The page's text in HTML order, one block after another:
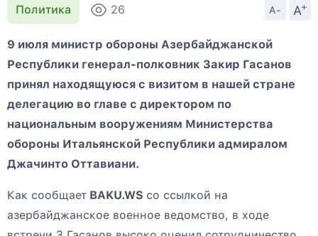
Политика 26 A- A
+
9 июля министр обороны Азербайджанской
Республики генерал-полковник Закир Гасанов
принял находящуюся с визитом в нашей стране
делегацию во главе с директором по
национальным вооружениям Министерства
обороны Итальянской Республики адмиралом
Джачинто Оттавиани.
Как сообщает BAKU.WS со ссылкой на
азербайджанское военное ведомство, в ходе